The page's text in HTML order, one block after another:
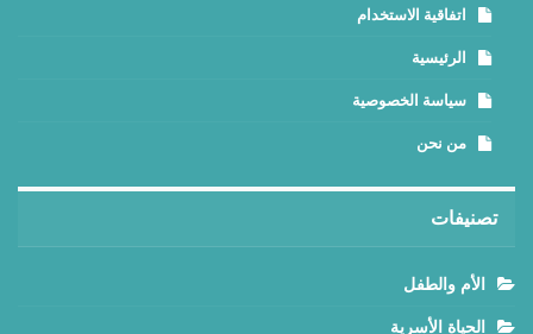
اتفاقية الاستخدام
الرئيسية
سياسة الخصوصية
من نحن
تصنيفات
الأم والطفل
الحياة الأسرية